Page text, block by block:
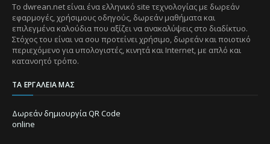
Το dwrean.net είναι ένα ελληνικό site τεχνολογίας με δωρεάν
εφαρμογές, χρήσιμους οδηγούς, δωρεάν μαθήματα και
επιλεγμένα καλούδια που αξίζει να ανακαλύψεις στο διαδίκτυο.
Στόχος του είναι να σου προτείνει χρήσιμο, δωρεάν και ποιοτικό
περιεχόμενο για υπολογιστές, κινητά και Internet, με απλό και
κατανοητό τρόπο.
ΤΑ ΕΡΓΑΛΕΊΑ ΜΑΣ
Δωρεάν δημιουργία QR Code
online